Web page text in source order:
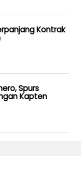
Kontrak
Spurs
Kapten